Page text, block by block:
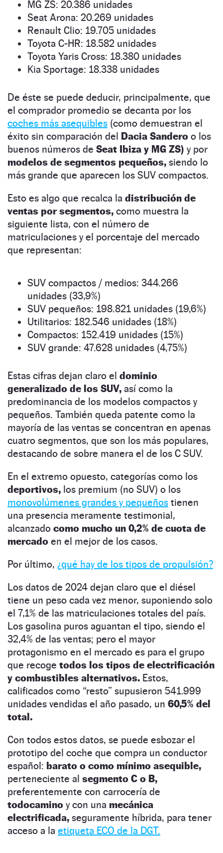
MG ZS: 20.386 unidades
Seat Arona: 20.269 unidades
Renault Clio: 19.705 unidades
Toyota C-HR: 18.582 unidades
Toyota Yaris Cross: 18.380 unidades
Kia Sportage: 18.338 unidades
De éste se puede deducir, principalmente, que
el comprador promedio se decanta por los
coches más asequibles (como demuestran el
éxito sin comparación del Dacia Sandero o los
buenos números de Seat Ibiza y MG ZS) y por
modelos de segmentos pequeños, siendo lo
más grande que aparecen los SUV compactos.
Esto es algo que recalca la distribución de
ventas por segmentos, como muestra la
siguiente lista, con el número de
matriculaciones y el porcentaje del mercado
que representan:
SUV compactos / medios: 344.266
unidades (33,9%)
SUV pequeños: 198.821 unidades (19,6%)
Utilitarios: 182.546 unidades (18%)
Compactos: 152.419 unidades (15%)
SUV grande: 47.628 unidades (4,75%)
Estas cifras dejan claro el dominio
generalizado de los SUV, así como la
predominancia de los modelos compactos y
pequeños. También queda patente como la
mayoría de las ventas se concentran en apenas
cuatro segmentos, que son los más populares,
destacando de sobre manera el de los C SUV.
En el extremo opuesto, categorías como los
deportivos, los premium (no SUV) o los
monovolúmenes grandes y pequeños tienen
una presencia meramente testimonial,
alcanzado como mucho un 0,2% de cuota de
mercado en el mejor de los casos.
Por último, ¿qué hay de los tipos de propulsión?
Los datos de 2024 dejan claro que el diésel
tiene un peso cada vez menor, suponiendo solo
el 7,1% de las matriculaciones totales del país.
Los gasolina puros aguantan el tipo, siendo el
32,4% de las ventas; pero el mayor
protagonismo en el mercado es para el grupo
que recoge todos los tipos de electrificación
y combustibles alternativos. Estos,
calificados como “resto” supusieron 541.999
unidades vendidas el año pasado, un 60,5% del
total.
Con todos estos datos, se puede esbozar el
prototipo del coche que compra un conductor
español: barato o como mínimo asequible,
perteneciente al segmento C o B,
preferentemente con carrocería de
todocamino y con una mecánica
electrificada, seguramente híbrida, para tener
acceso a la etiqueta ECO de la DGT.